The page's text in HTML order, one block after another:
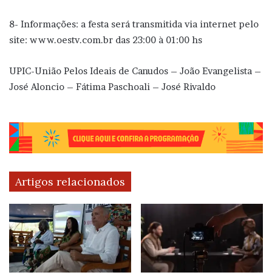
8- Informações: a festa será transmitida via internet pelo
site: www.oestv.com.br das 23:00 à 01:00 hs
UPIC-União Pelos Ideais de Canudos – João Evangelista –
José Aloncio – Fátima Paschoali – José Rivaldo
Artigos relacionados